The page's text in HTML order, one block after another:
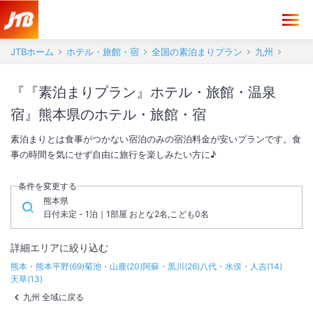
JTBホーム ホテル・旅館・宿 全国の素泊まりプラン 九州
『『素泊まりプラン』ホテル・旅館・温泉
宿』熊本県のホテル・旅館・宿
素泊まりとは食事がつかない宿泊のみの宿泊料金が安いプランです。食
事の時間を気にせず自由に旅行を楽しみたい方に♪
条件を変更する
熊本県
日付未定 - 1泊｜1部屋 おとな2名,こども0名
詳細エリアに絞り込む
熊本・熊本平野(69)菊池・山鹿(20)阿蘇・黒川 (26)八代・水俣・人吉(14)
天草(13)
九州 全域に戻る